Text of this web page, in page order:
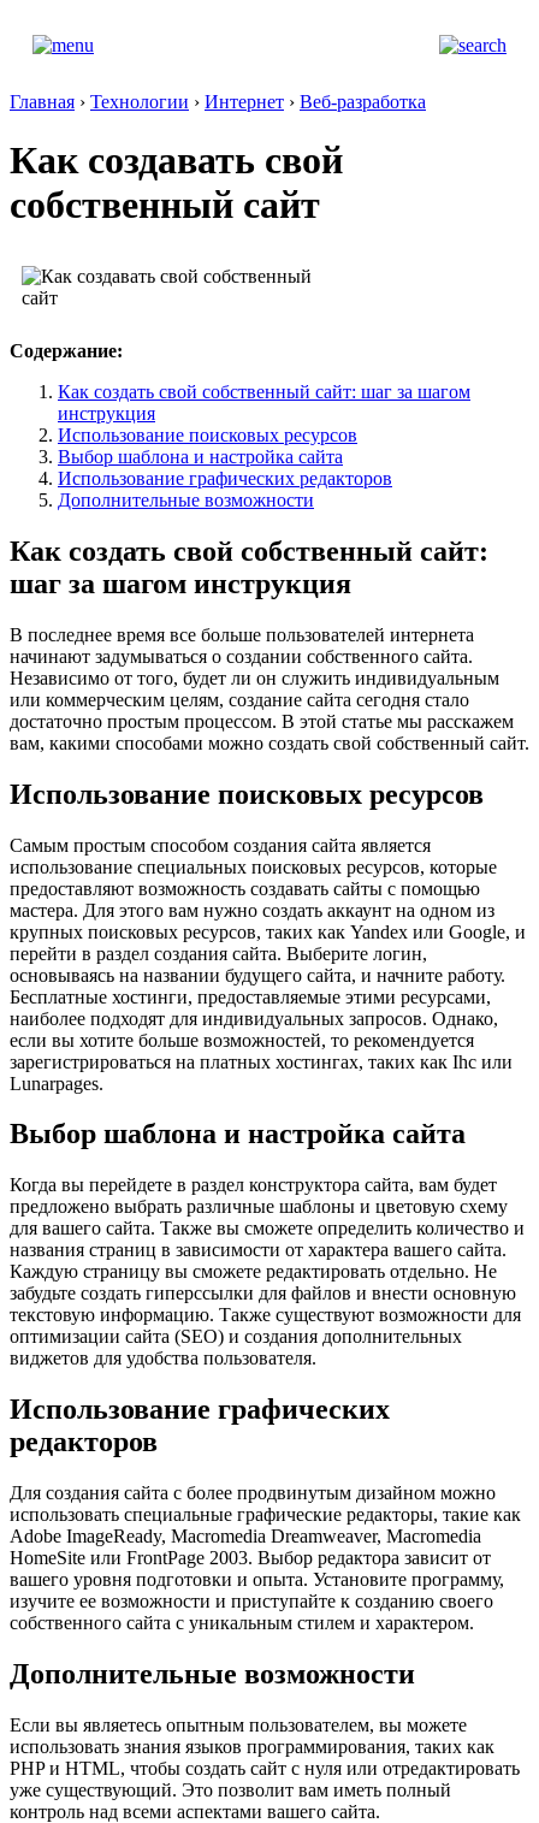
Главная › Технологии › Интернет › Веб-разработка
Как создавать свой
собственный сайт
Содержание:
Как создать свой собственный сайт: шаг за шагом
инструкция
Использование поисковых ресурсов
Выбор шаблона и настройка сайта
Использование графических редакторов
Дополнительные возможности
Как создать свой собственный сайт:
шаг за шагом инструкция
В последнее время все больше пользователей интернета
начинают задумываться о создании собственного сайта.
Независимо от того, будет ли он служить индивидуальным
или коммерческим целям, создание сайта сегодня стало
достаточно простым процессом. В этой статье мы расскажем
вам, какими способами можно создать свой собственный сайт.
Использование поисковых ресурсов
Самым простым способом создания сайта является
использование специальных поисковых ресурсов, которые
предоставляют возможность создавать сайты с помощью
мастера. Для этого вам нужно создать аккаунт на одном из
крупных поисковых ресурсов, таких как Yandex или Google, и
перейти в раздел создания сайта. Выберите логин,
основываясь на названии будущего сайта, и начните работу.
Бесплатные хостинги, предоставляемые этими ресурсами,
наиболее подходят для индивидуальных запросов. Однако,
если вы хотите больше возможностей, то рекомендуется
зарегистрироваться на платных хостингах, таких как Ihc или
Lunarpages.
Выбор шаблона и настройка сайта
Когда вы перейдете в раздел конструктора сайта, вам будет
предложено выбрать различные шаблоны и цветовую схему
для вашего сайта. Также вы сможете определить количество и
названия страниц в зависимости от характера вашего сайта.
Каждую страницу вы сможете редактировать отдельно. Не
забудьте создать гиперссылки для файлов и внести основную
текстовую информацию. Также существуют возможности для
оптимизации сайта (SEO) и создания дополнительных
виджетов для удобства пользователя.
Использование графических
редакторов
Для создания сайта с более продвинутым дизайном можно
использовать специальные графические редакторы, такие как
Adobe ImageReady, Macromedia Dreamweaver, Macromedia
HomeSite или FrontPage 2003. Выбор редактора зависит от
вашего уровня подготовки и опыта. Установите программу,
изучите ее возможности и приступайте к созданию своего
собственного сайта с уникальным стилем и характером.
Дополнительные возможности
Если вы являетесь опытным пользователем, вы можете
использовать знания языков программирования, таких как
PHP и HTML, чтобы создать сайт с нуля или отредактировать
уже существующий. Это позволит вам иметь полный
контроль над всеми аспектами вашего сайта.